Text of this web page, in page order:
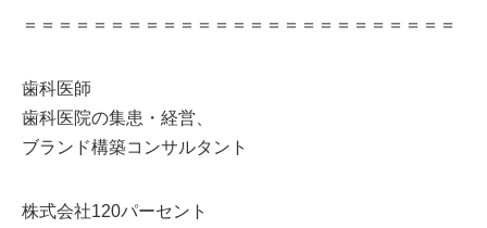
＝＝＝＝＝＝＝＝＝＝＝＝＝＝＝＝＝＝＝＝＝＝＝＝＝
歯科医師
歯科医院の集患・経営、
ブランド構築コンサルタント
株式会社120パーセント